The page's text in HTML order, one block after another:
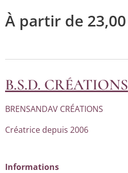
À partir de 23,00
B.S.D. CRÉATIONS
BRENSANDAV CRÉATIONS
Créatrice depuis 2006
Informations